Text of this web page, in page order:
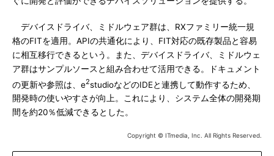
デバイスドライバ、ミドルウェア群は、RXファミリー統一規
格のFITを適用。APIの共通化により、FIT対応の既存製品と容易
に相互移行できるという。また、デバイスドライバ、ミドルウェ
ア群はサンプルソースと組み合わせて活用できる。ドキュメント
の更新や参照は、e2studioなどのIDEと連携して動作するため、
開発時の使いやすさが向上。これにより、システム全体の開発期
間を約20％低減できるとした。
Copyright © ITmedia, Inc. All Rights Reserved.